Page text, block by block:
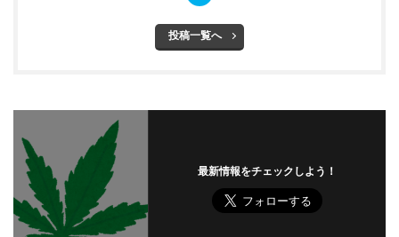
投稿一覧へ
最新情報をチェックしよう！